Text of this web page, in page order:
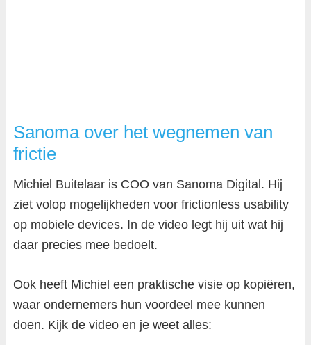
Sanoma over het wegnemen van
frictie
Michiel Buitelaar is COO van Sanoma Digital. Hij
ziet volop mogelijkheden voor frictionless usability
op mobiele devices. In de video legt hij uit wat hij
daar precies mee bedoelt.
Ook heeft Michiel een praktische visie op kopiëren,
waar ondernemers hun voordeel mee kunnen
doen. Kijk de video en je weet alles: